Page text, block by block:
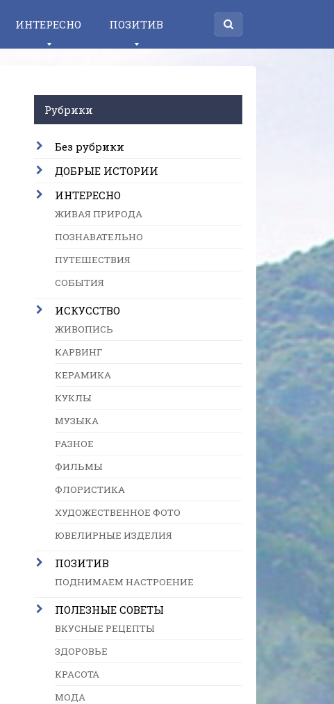
ИНТЕРЕСНО ПОЗИТИВ
Рубрики
Без рубрики
ДОБРЫЕ ИСТОРИИ
ИНТЕРЕСНО
ЖИВАЯ ПРИРОДА
ПОЗНАВАТЕЛЬНО
ПУТЕШЕСТВИЯ
СОБЫТИЯ
ИСКУССТВО
ЖИВОПИСЬ
КАРВИНГ
КЕРАМИКА
КУКЛЫ
МУЗЫКА
РАЗНОЕ
ФИЛЬМЫ
ФЛОРИСТИКА
ХУДОЖЕСТВЕННОЕ ФОТО
ЮВЕЛИРНЫЕ ИЗДЕЛИЯ
ПОЗИТИВ
ПОДНИМАЕМ НАСТРОЕНИЕ
ПОЛЕЗНЫЕ СОВЕТЫ
ВКУСНЫЕ РЕЦЕПТЫ
ЗДОРОВЬЕ
КРАСОТА
МОДА